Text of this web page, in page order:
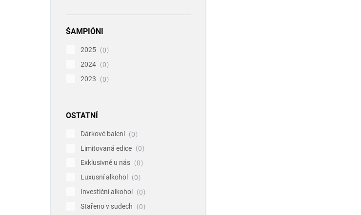
ŠAMPIÓNI
2025
0
2024
0
2023
0
OSTATNÍ
Dárkové balení
0
Limitovaná edice
0
Exklusivně u nás
0
Luxusní alkohol
0
Investiční alkohol
0
Stařeno v sudech
0